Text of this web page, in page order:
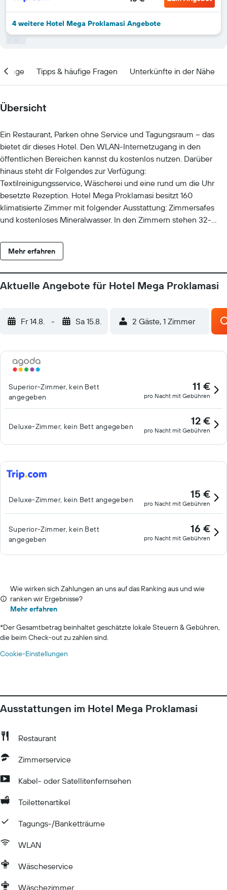
4 weitere Hotel Mega Proklamasi Angebote
Lage Tipps & häufige Fragen Unterkünfte in der Nähe
Übersicht
Ein Restaurant, Parken ohne Service und Tagungsraum – das
bietet dir dieses Hotel. Den WLAN-Internetzugang in den
öffentlichen Bereichen kannst du kostenlos nutzen. Darüber
hinaus steht dir Folgendes zur Verfügung:
Textilreinigungsservice, Wäscherei und eine rund um die Uhr
besetzte Rezeption. Hotel Mega Proklamasi besitzt 160
klimatisierte Zimmer mit folgender Ausstattung: Zimmersafes
und kostenloses Mineralwasser. In den Zimmern stehen 32-
Badausstattung gehören Duschwannen, Hausschuhe, Bidets
und kostenlose Toilettenartikel. Dir steht ein kostenloser
wird täglich angeboten.
Mehr erfahren
Aktuelle Angebote für Hotel Mega Proklamasi
Fr 14.8. - Sa 15.8. 2 Gäste, 1 Zimmer
Superior-Zimmer, kein Bett
angegeben
11 €
pro Nacht mit Gebühren
Deluxe-Zimmer, kein Bett angegeben 12 €
pro Nacht mit Gebühren
Deluxe-Zimmer, kein Bett angegeben 15 €
pro Nacht mit Gebühren
Superior-Zimmer, kein Bett
angegeben
16 €
pro Nacht mit Gebühren
Wie wirken sich Zahlungen an uns auf das Ranking aus und wie
ranken wir Ergebnisse?
Mehr erfahren
*Der Gesamtbetrag beinhaltet geschätzte lokale Steuern & Gebühren,
die beim Check-out zu zahlen sind.
Cookie-Einstellungen
Ausstattungen im Hotel Mega Proklamasi
Restaurant
Zimmerservice
Kabel- oder Satellitenfernsehen
Toilettenartikel
Tagungs-/Banketträume
WLAN
Wäscheservice
Wäschezimmer